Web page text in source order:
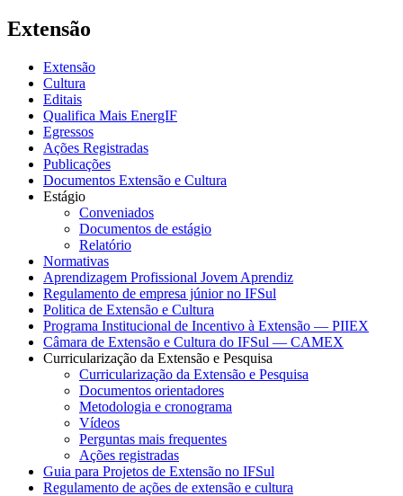
Extensão
Extensão
Cultura
Editais
Qualifica Mais EnergIF
Egressos
Ações Registradas
Publicações
Documentos Extensão e Cultura
Estágio
Conveniados
Documentos de estágio
Relatório
Normativas
Aprendizagem Profissional Jovem Aprendiz
Regulamento de empresa júnior no IFSul
Politica de Extensão e Cultura
Programa Institucional de Incentivo à Extensão — PIIEX
Câmara de Extensão e Cultura do IFSul — CAMEX
Curricularização da Extensão e Pesquisa
Curricularização da Extensão e Pesquisa
Documentos orientadores
Metodologia e cronograma
Vídeos
Perguntas mais frequentes
Ações registradas
Guia para Projetos de Extensão no IFSul
Regulamento de ações de extensão e cultura